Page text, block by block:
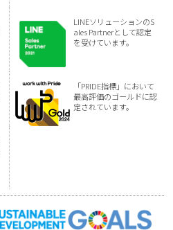
LINEソリューションのS
ales Partnerとして認定
を受けています。
「PRIDE指標」において
最高評価のゴールドに認
定されています。